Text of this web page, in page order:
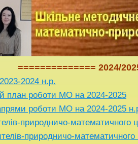
============== 2024/
2024 н.р.
план роботи МО на 2024-2025
роботи МО на 2024-2025
природничо-математичного
природничо-математичного